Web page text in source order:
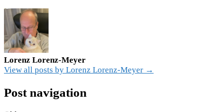
Lorenz Lorenz-Meyer
View all posts by Lorenz Lorenz-Meyer →
Post navigation